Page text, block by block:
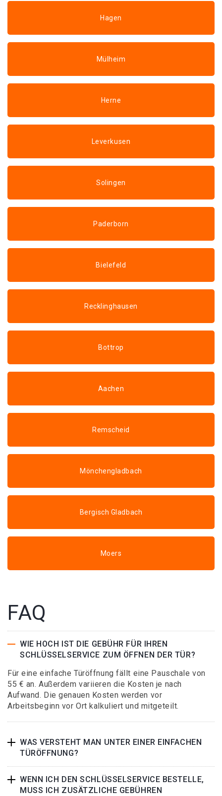
Hagen
Mülheim
Herne
Leverkusen
Solingen
Paderborn
Bielefeld
Recklinghausen
Bottrop
Aachen
Remscheid
Mönchengladbach
Bergisch Gladbach
Moers
FAQ
WIE HOCH IST DIE GEBÜHR FÜR IHREN
SCHLÜSSELSERVICE ZUM ÖFFNEN DER TÜR?
Für eine einfache Türöffnung fällt eine Pauschale von
55 € an. Außerdem variieren die Kosten je nach
Aufwand. Die genauen Kosten werden vor
Arbeitsbeginn vor Ort kalkuliert und mitgeteilt.
WAS VERSTEHT MAN UNTER EINER EINFACHEN
TÜRÖFFNUNG?
WENN ICH DEN SCHLÜSSELSERVICE BESTELLE,
MUSS ICH ZUSÄTZLICHE GEBÜHREN